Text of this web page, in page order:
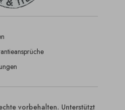
vorbehalten. Unterstützt